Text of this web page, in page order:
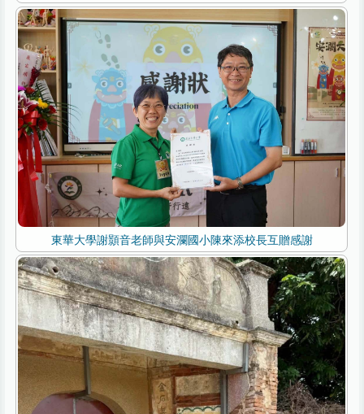
東華大學謝顥音老師與安瀾國小陳來添校長互贈感謝